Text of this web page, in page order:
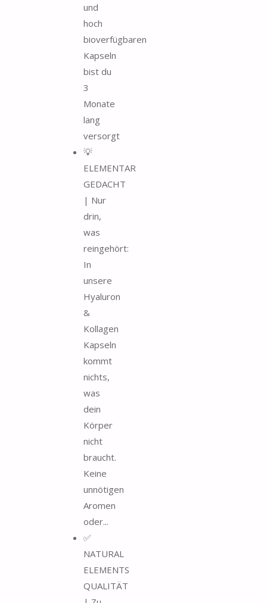
und
hoch
bioverfügbaren
Kapseln
bist du
3
Monate
lang
versorgt
💡
ELEMENTAR
GEDACHT
| Nur
drin,
was
reingehört:
In
unsere
Hyaluron
&
Kollagen
Kapseln
kommt
nichts,
was
dein
Körper
nicht
braucht.
Keine
unnötigen
Aromen
oder...
✅
NATURAL
ELEMENTS
QUALITÄT